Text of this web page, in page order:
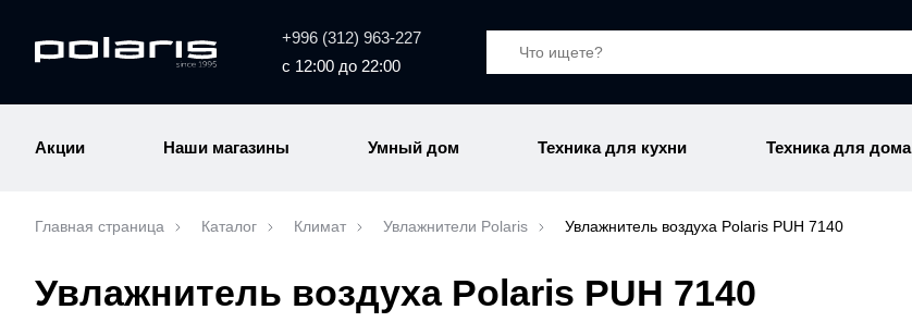
+996 (312) 963-227
с 12:00 до 22:00
Акции Наши магазины Умный дом Техника для кухни Техника для дома
Главная страница Каталог Климат Увлажнители Polaris Увлажнитель воздуха Polaris PUH 7140
Увлажнитель воздуха Polaris PUH 7140